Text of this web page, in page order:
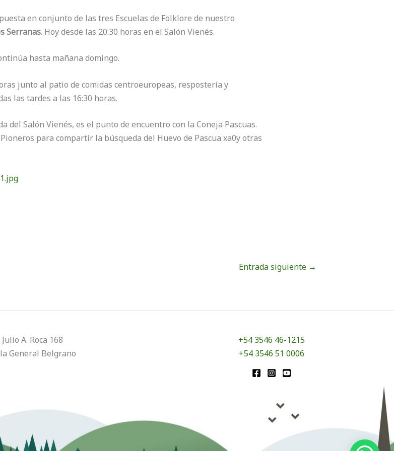
en conjunto de las tres Escuelas de Folklore de nuestro
Serranas. Hoy desde las 20:30 horas en el Salón Vienés.
hasta mañana domingo.
junto al patio de comidas centroeuropeas, respostería y
las tardes a las 16:30 horas.
del Salón Vienés, es el punto de encuentro con la Coneja Pascuas.
para compartir la búsqueda del Huevo de Pascua xa0y otras
Entrada siguiente →
Julio A. Roca 168
General Belgrano
+54 3546 46-1215
+54 3546 51 0006